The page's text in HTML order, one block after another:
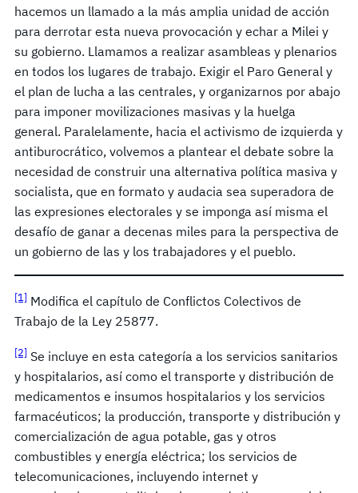
hacemos un llamado a la más amplia unidad de acción
para derrotar esta nueva provocación y echar a Milei y
su gobierno. Llamamos a realizar asambleas y plenarios
en todos los lugares de trabajo. Exigir el Paro General y
el plan de lucha a las centrales, y organizarnos por abajo
para imponer movilizaciones masivas y la huelga
general. Paralelamente, hacia el activismo de izquierda y
antiburocrático, volvemos a plantear el debate sobre la
necesidad de construir una alternativa política masiva y
socialista, que en formato y audacia sea superadora de
las expresiones electorales y se imponga así misma el
desafío de ganar a decenas miles para la perspectiva de
un gobierno de las y los trabajadores y el pueblo.
[1] Modifica el capítulo de Conflictos Colectivos de
Trabajo de la Ley 25877.
[2] Se incluye en esta categoría a los servicios sanitarios
y hospitalarios, así como el transporte y distribución de
medicamentos e insumos hospitalarios y los servicios
farmacéuticos; la producción, transporte y distribución y
comercialización de agua potable, gas y otros
combustibles y energía eléctrica; los servicios de
telecomunicaciones, incluyendo internet y